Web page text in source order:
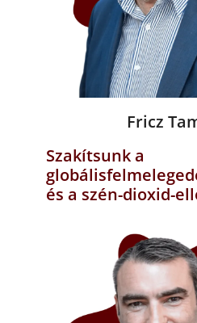
Fricz
Szakítsunk a
és a szén-dioxid-